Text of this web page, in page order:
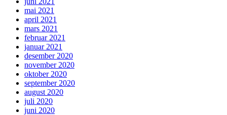
mai 2021
april 2021
mars 2021
februar 2021
januar 2021
desember 2020
november 2020
oktober 2020
september 2020
august 2020
juli 2020
juni 2020